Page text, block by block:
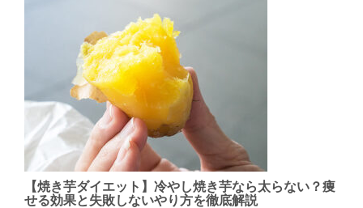
【焼き芋ダイエット】冷やし焼き芋なら太らない？痩
せる効果と失敗しないやり方を徹底解説